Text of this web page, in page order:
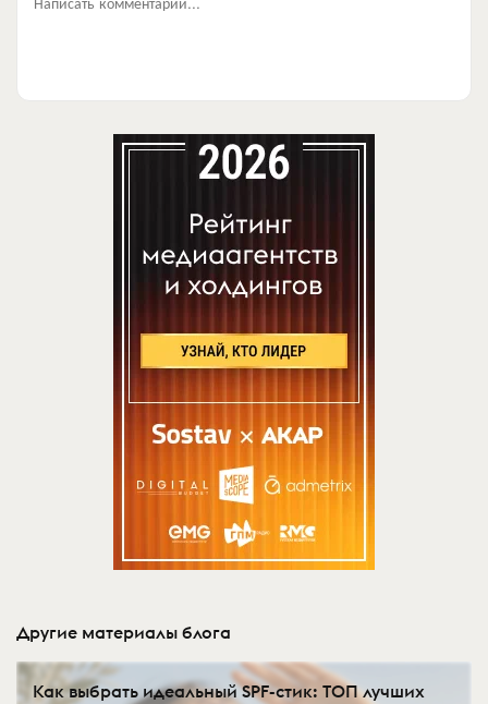
Другие материалы блога
Как выбрать идеальный SPF-стик: ТОП лучших